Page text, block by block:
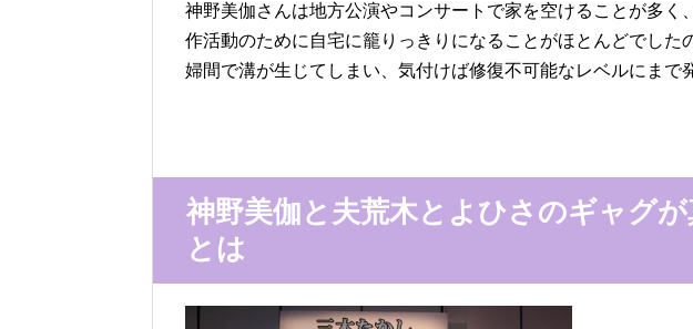
神野美伽さんは地方公演やコンサートで家を空けることが多く
作活動のために自宅に籠りっきりになることがほとんどでした
婦間で溝が生じてしまい、気付けば修復不可能なレベルにまで
神野美伽と夫荒木とよひさのギャグ
とは